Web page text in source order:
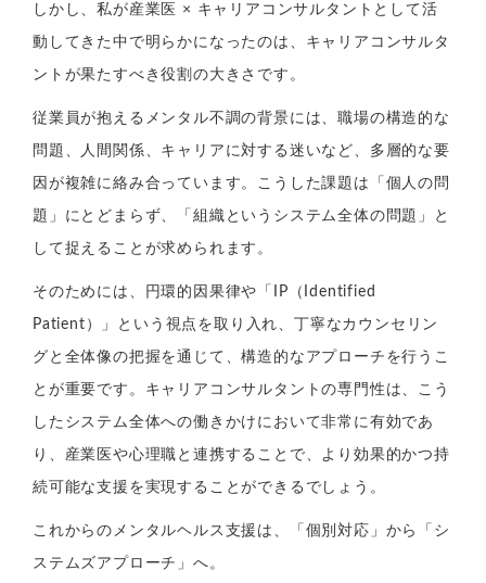
しかし、私が産業医 × キャリアコンサルタントとして活
動してきた中で明らかになったのは、キャリアコンサルタ
ントが果たすべき役割の大きさです。
従業員が抱えるメンタル不調の背景には、職場の構造的な
問題、人間関係、キャリアに対する迷いなど、多層的な要
因が複雑に絡み合っています。こうした課題は「個人の問
題」にとどまらず、「組織というシステム全体の問題」と
して捉えることが求められます。
そのためには、円環的因果律や「IP（Identified
Patient）」という視点を取り入れ、丁寧なカウンセリン
グと全体像の把握を通じて、構造的なアプローチを行うこ
とが重要です。キャリアコンサルタントの専門性は、こう
したシステム全体への働きかけにおいて非常に有効であ
り、産業医や心理職と連携することで、より効果的かつ持
続可能な支援を実現することができるでしょう。
これからのメンタルヘルス支援は、「個別対応」から「シ
ステムズアプローチ」へ。